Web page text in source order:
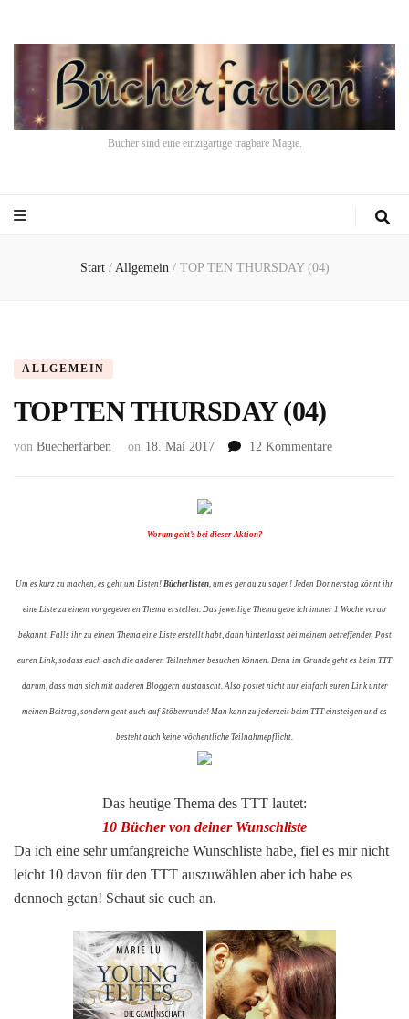
Bücher sind eine einzigartige tragbare Magie.
Start / Allgemein / TOP TEN THURSDAY (04)
ALLGEMEIN
TOP TEN THURSDAY (04)
von Buecherfarben on 18. Mai 2017 12 Kommentarezu
Worum geht’s bei dieser Aktion?
Um es kurz zu machen, es geht um Listen! Bücherlisten, um es genau zu sagen! Jeden Donnerstag könnt ihr
eine Liste zu einem vorgegebenen Thema erstellen. Das jeweilige Thema gebe ich immer 1 Woche vorab
bekannt. Falls ihr zu einem Thema eine Liste erstellt habt, dann hinterlasst bei meinem betreffenden Post
euren Link, sodass euch auch die anderen Teilnehmer besuchen können. Denn im Grunde geht es beim TTT
darum, dass man sich mit anderen Bloggern austauscht. Also postet nicht nur einfach euren Link unter
meinen Beitrag, sondern geht auch auf Stöberrunde! Man kann zu jederzeit beim TTT einsteigen und es
besteht auch keine wöchentliche Teilnahmepflicht.
Das heutige Thema des TTT lautet:
10 Bücher von deiner Wunschliste
Da ich eine sehr umfangreiche Wunschliste habe, fiel es mir nicht
leicht 10 davon für den TTT auszuwählen aber ich habe es
dennoch getan! Schaut sie euch an.